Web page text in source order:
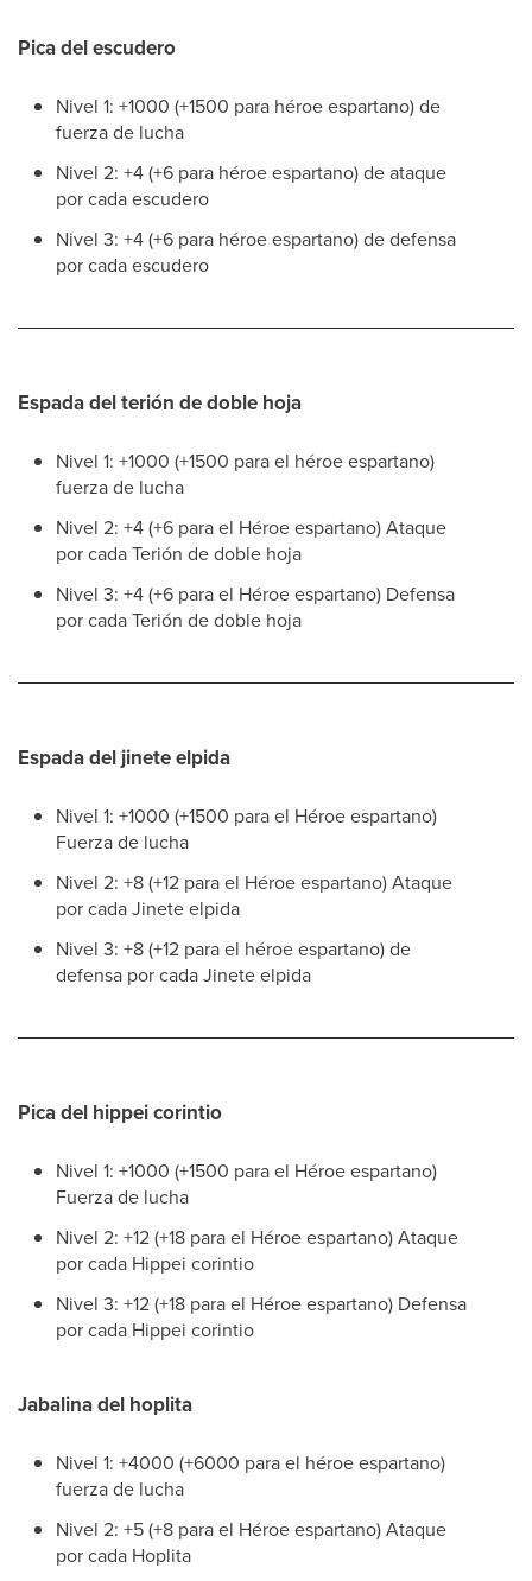
Pica del escudero
Nivel 1: +1000 (+1500 para héroe espartano) de
fuerza de lucha
Nivel 2: +4 (+6 para héroe espartano) de ataque
por cada escudero
Nivel 3: +4 (+6 para héroe espartano) de defensa
por cada escudero
Espada del terión de doble hoja
Nivel 1: +1000 (+1500 para el héroe espartano)
fuerza de lucha
Nivel 2: +4 (+6 para el Héroe espartano) Ataque
por cada Terión de doble hoja
Nivel 3: +4 (+6 para el Héroe espartano) Defensa
por cada Terión de doble hoja
Espada del jinete elpida
Nivel 1: +1000 (+1500 para el Héroe espartano)
Fuerza de lucha
Nivel 2: +8 (+12 para el Héroe espartano) Ataque
por cada Jinete elpida
Nivel 3: +8 (+12 para el héroe espartano) de
defensa por cada Jinete elpida
Pica del hippei corintio
Nivel 1: +1000 (+1500 para el Héroe espartano)
Fuerza de lucha
Nivel 2: +12 (+18 para el Héroe espartano) Ataque
por cada Hippei corintio
Nivel 3: +12 (+18 para el Héroe espartano) Defensa
por cada Hippei corintio
Jabalina del hoplita
Nivel 1: +4000 (+6000 para el héroe espartano)
fuerza de lucha
Nivel 2: +5 (+8 para el Héroe espartano) Ataque
por cada Hoplita